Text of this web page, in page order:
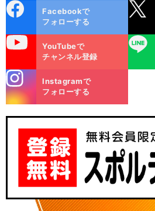
ok
Facebookで
フォローする
YouTubeで
チャンネル登録
LINE
m
Instagramで
フォローする